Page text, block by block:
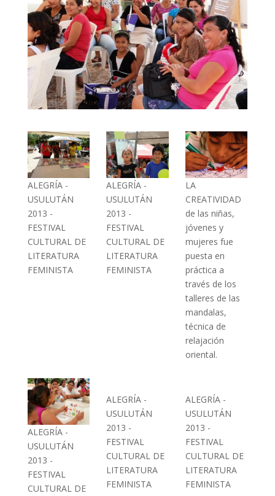
ALEGRÍA -
USULUTÁN
2013 -
FESTIVAL
CULTURAL DE
LITERATURA
FEMINISTA
ALEGRÍA -
USULUTÁN
2013 -
FESTIVAL
CULTURAL DE
LITERATURA
FEMINISTA
LA
CREATIVIDAD
de las niñas,
jóvenes y
mujeres fue
puesta en
práctica a
través de los
talleres de las
mandalas,
técnica de
relajación
oriental.
ALEGRÍA -
USULUTÁN
2013 -
FESTIVAL
CULTURAL DE
ALEGRÍA -
USULUTÁN
2013 -
FESTIVAL
CULTURAL DE
LITERATURA
FEMINISTA
ALEGRÍA -
USULUTÁN
2013 -
FESTIVAL
CULTURAL DE
LITERATURA
FEMINISTA